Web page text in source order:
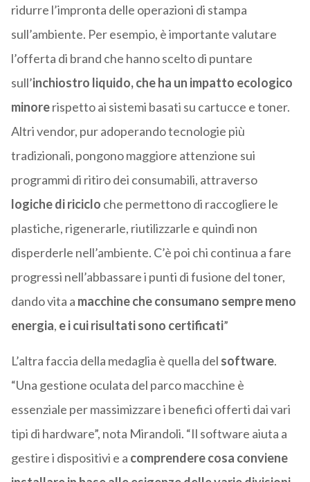
ridurre l’impronta delle operazioni di stampa
sull’ambiente. Per esempio, è importante valutare
l’offerta di brand che hanno scelto di puntare
sull’inchiostro liquido, che ha un impatto ecologico
minorerispetto ai sistemi basati su cartucce e toner.
Altri vendor, pur adoperando tecnologie più
tradizionali, pongono maggiore attenzione sui
programmi di ritiro dei consumabili, attraverso
logiche di riciclo che permettono di raccogliere le
plastiche, rigenerarle, riutilizzarle e quindi non
disperderle nell’ambiente. C’è poi chi continua a fare
progressi nell’abbassare i punti di fusione del toner,
dando vita a macchine che consumano sempre meno
energia, e i cui risultati sono certificati”
L’altra faccia della medaglia è quella del software.
“Una gestione oculata del parco macchine è
essenziale per massimizzare i benefici offerti dai vari
tipi di hardware”, nota Mirandoli. “Il software aiuta a
gestire i dispositivi e a comprendere cosa conviene